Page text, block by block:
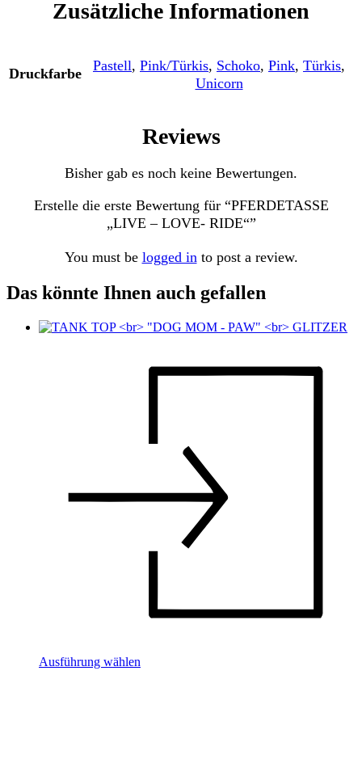
Zusätzliche Informationen
Druckfarbe
Pastell, Pink/Türkis, Schoko, Pink, Türkis,
Unicorn
Reviews
Bisher gab es noch keine Bewertungen.
Erstelle die erste Bewertung für “PFERDETASSE
„LIVE – LOVE- RIDE“”
You must be logged in to post a review.
Das könnte Ihnen auch gefallen
Ausführung wählen